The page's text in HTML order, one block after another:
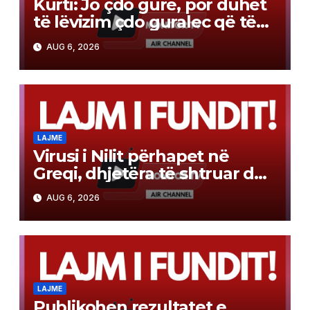
Kurti: Jo çdo gurë, por duhet
të lëvizim çdo guralec që të
evitojmë zgjedhjet e reja! Me
Abdixhikun s’kam
ndërmjetës
AUG 6, 2026
LAJME
Virusi i Nilit përhapet në
Greqi, dhjetëra të shtruar dhe
gjashtë viktima
AUG 6, 2026
LAJME